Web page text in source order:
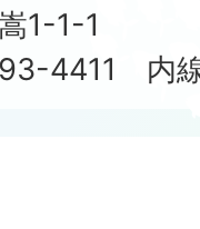
1-1-1
4411 内